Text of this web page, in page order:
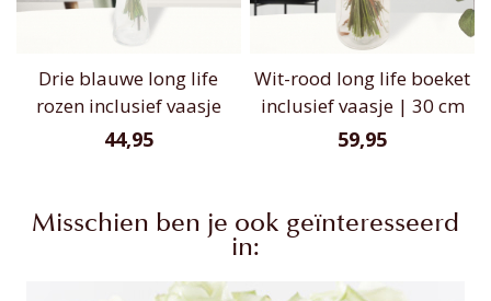
Drie blauwe long life
rozen inclusief vaasje
44,95
Wit-rood long life boeket
inclusief vaasje | 30 cm
59,95
Misschien ben je ook geïnteresseerd
in: